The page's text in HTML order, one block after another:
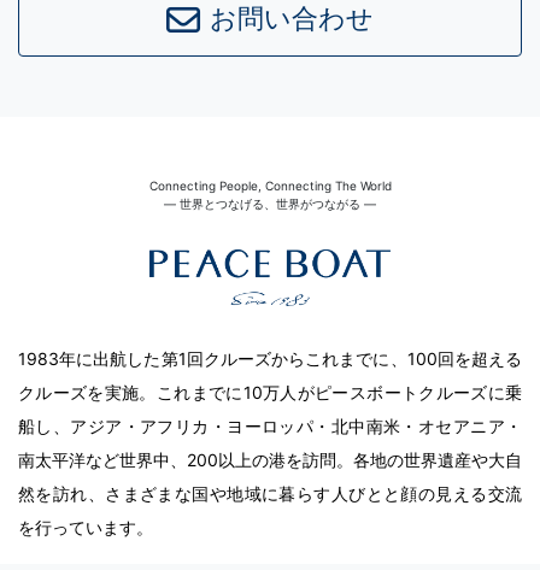
お問い合わせ
Connecting People, Connecting The World
― 世界とつなげる、世界がつながる ―
1983年に出航した第1回クルーズからこれまでに、100回を超える
クルーズを実施。これまでに10万人がピースボートクルーズに乗
船し、アジア・アフリカ・ヨーロッパ・北中南米・オセアニア・
南太平洋など世界中、200以上の港を訪問。各地の世界遺産や大自
然を訪れ、さまざまな国や地域に暮らす人びとと顔の見える交流
を行っています。